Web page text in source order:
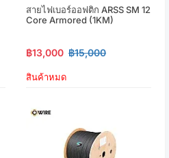
สายไฟเบอร์ออฟติก ARSS SM 12
Core Armored (1KM)
฿13,000 ฿15,000
สินค้าหมด